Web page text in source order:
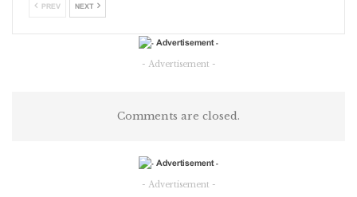
ఆత్మకూరు నియోజకవర్గంలో పారిశ్రామిక, ఎమ్ఎస్ఎమ్ఈలకు సంబంధించి
అంగన్ వాడీ పాఠశాలలో నియామకమైన మహిళలకు ఆర్డీవో కార్యాలయంలో
PREV NEXT
- Advertisement -
Comments are closed.
- Advertisement -